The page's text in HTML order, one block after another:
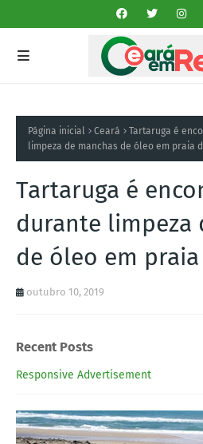
Página inicial Ceará
Tartaruga é
limpeza de manchas de óleo em praia
Tartaruga é
durante limpeza
de óleo em
outubro 10, 2019
Recent Posts
Responsive Advertisement